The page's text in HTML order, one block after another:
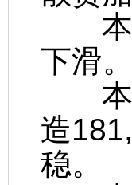
本期
下滑。
本
造
稳。